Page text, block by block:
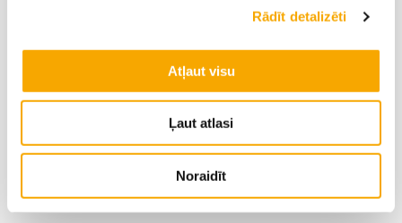
Rādīt detalizēti
Atļaut visu
Ļaut atlasi
Noraidīt
Gulbene
Vita Jonase